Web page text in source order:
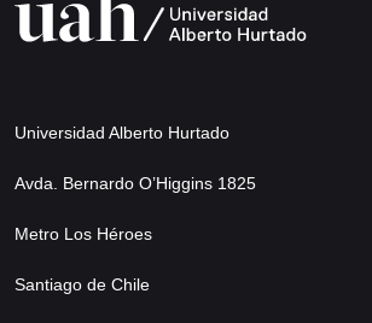
Universidad Alberto Hurtado
Avda. Bernardo O’Higgins 1825
Metro Los Héroes
Santiago de Chile